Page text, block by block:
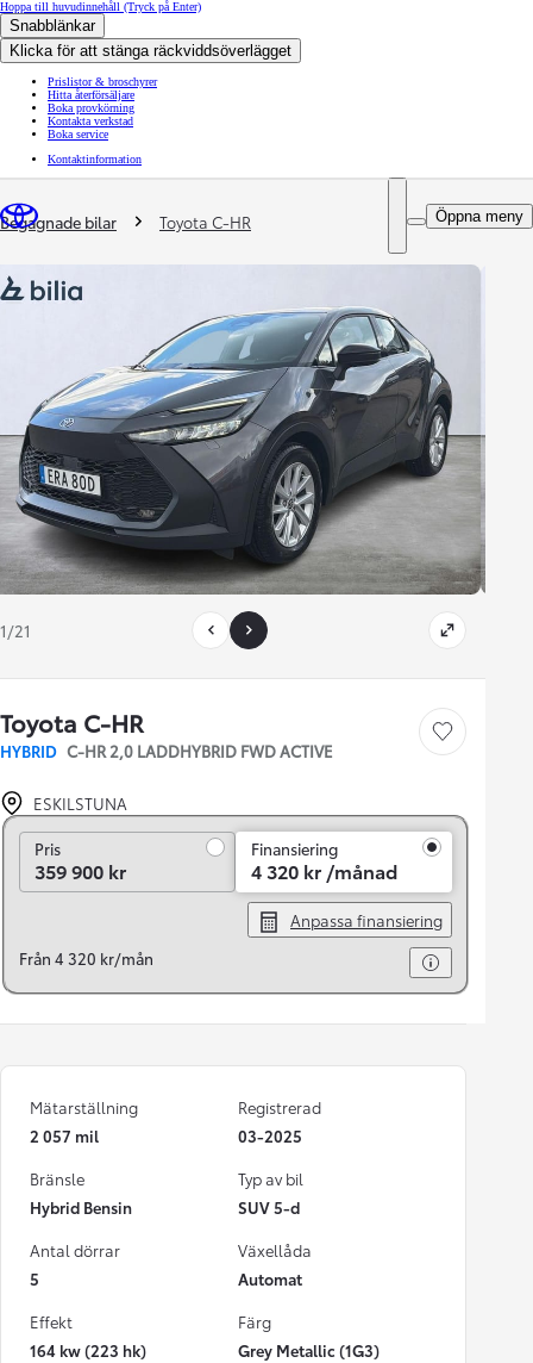
Hoppa till huvudinnehåll (Tryck på Enter)
Snabblänkar
Klicka för att stänga räckviddsöverlägget
Prislistor & broschyrer
Hitta återförsäljare
Boka provkörning
Kontakta verkstad
Boka service
Kontaktinformation
Öppna meny
You are here
Begagnade bilar Toyota C-HR
1/21
Toyota C-HR
HYBRID C-HR 2,0 LADDHYBRID FWD ACTIVE
Save car
ESKILSTUNA
PrisPris
359 900 kr
Finansiering
4 320 kr /månad
Anpassa finansiering
Från 4 320 kr/mån
Mätarställning
2 057 mil
Registrerad
03-2025
Bränsle
Hybrid Bensin
Typ av bil
SUV 5-d
Antal dörrar
5
Växellåda
Automat
Effekt
164 kw (223 hk)
Färg
Grey Metallic (1G3)